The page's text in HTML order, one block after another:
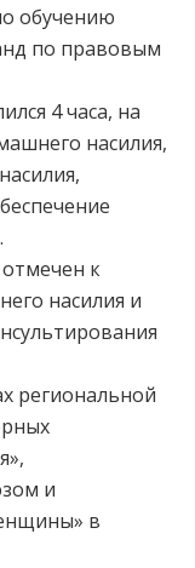
обучению
по правовым
4 часа, на
насилия,
к
насилия и
региональной
и
в